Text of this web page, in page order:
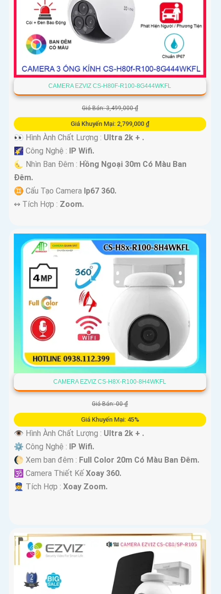
CAMERA EZVIZ CS-H80F-R100-8G444WKFL
Giá Bán: 3,499,000 ₫
Giá Khuyến Mại: 2,799,000 ₫
️
👀 Hình Ành Chất Lượng : Ultra 2k + .
🌠 Công Nghệ : IP Wifi.
🌜 Nhìn Ban Đêm : Hồng Ngoại 30m Có Màu Ban
Ðêm.
♊ Cấu Tạo Camera Ip67 360.
️↭ Tích Hợp : Zoom.
CAMERA EZVIZ CS-H8X-R100-8H4WKFL
Giá Bán: 00 ₫
Giá Khuyến Mại: 45%
👁 Hình Ành Chất Lượng : Ultra 2k + .
⚙ Công Nghệ : IP Wifi.
🌔 Xem ban đêm : Full Color 20m Có Màu Ban Ðêm.
🕉️ Camera Thiết Kế Xoay 360.
️👮 Tích Hợp : Xoay Zoom.